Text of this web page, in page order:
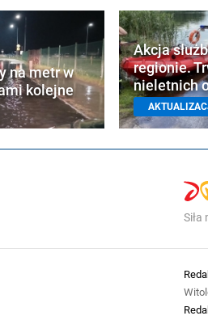
na metr w
kolejne
Akcja
regionie.
nieletnich